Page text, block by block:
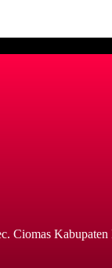
Ciomas Kabupaten